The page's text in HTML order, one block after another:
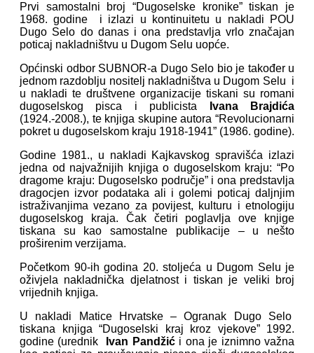
Prvi samostalni broj “Dugoselske kronike” tiskan je
1968. godine i izlazi u kontinuitetu u nakladi POU
Dugo Selo do danas i ona predstavlja vrlo značajan
poticaj nakladništvu u Dugom Selu uopće.
Općinski odbor SUBNOR-a Dugo Selo bio je također u
jednom razdoblju nositelj nakladništva u Dugom Selu i
u nakladi te društvene organizacije tiskani su romani
dugoselskog pisca i publicista
Ivana Brajdića
(1924.-2008.), te knjiga skupine autora “Revolucionarni
pokret u dugoselskom kraju 1918-1941” (1986. godine).
Godine 1981., u nakladi Kajkavskog spravišća izlazi
jedna od najvažnijih knjiga o dugoselskom kraju: “Po
dragome kraju: Dugoselsko područje” i ona predstavlja
dragocjen izvor podataka ali i golemi poticaj daljnjim
istraživanjima vezano za povijest, kulturu i etnologiju
dugoselskog kraja. Čak četiri poglavlja ove knjige
tiskana su kao samostalne publikacije – u nešto
proširenim verzijama.
Početkom 90-ih godina 20. stoljeća u Dugom Selu je
oživjela nakladnička djelatnost i tiskan je veliki broj
vrijednih knjiga.
U nakladi Matice Hrvatske – Ogranak Dugo Selo
tiskana knjiga “Dugoselski kraj kroz vjekove” 1992.
godine (urednik
Ivan Pandžići ona je iznimno važna